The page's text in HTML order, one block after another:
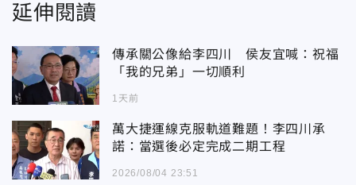
延伸閱讀
傳承關公像給李四川 侯友宜喊：祝福
「我的兄弟」一切順利
1天前
萬大捷運線克服軌道難題！李四川承
諾：當選後必定完成二期工程
2026/08/04 23:51